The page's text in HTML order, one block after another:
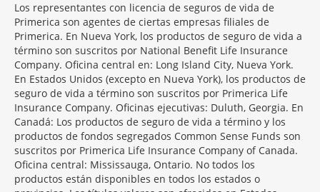
Los representantes con licencia de seguros de vida de
Primerica son agentes de ciertas empresas filiales de
Primerica. En Nueva York, los productos de seguro de vida a
término son suscritos por National Benefit Life Insurance
Company. Oficina central en: Long Island City, Nueva York.
En Estados Unidos (excepto en Nueva York), los productos de
seguro de vida a término son suscritos por Primerica Life
Insurance Company. Oficinas ejecutivas: Duluth, Georgia. En
Canadá: Los productos de seguro de vida a término y los
productos de fondos segregados Common Sense Funds son
suscritos por Primerica Life Insurance Company of Canada.
Oficina central: Mississauga, Ontario. No todos los
productos están disponibles en todos los estados o